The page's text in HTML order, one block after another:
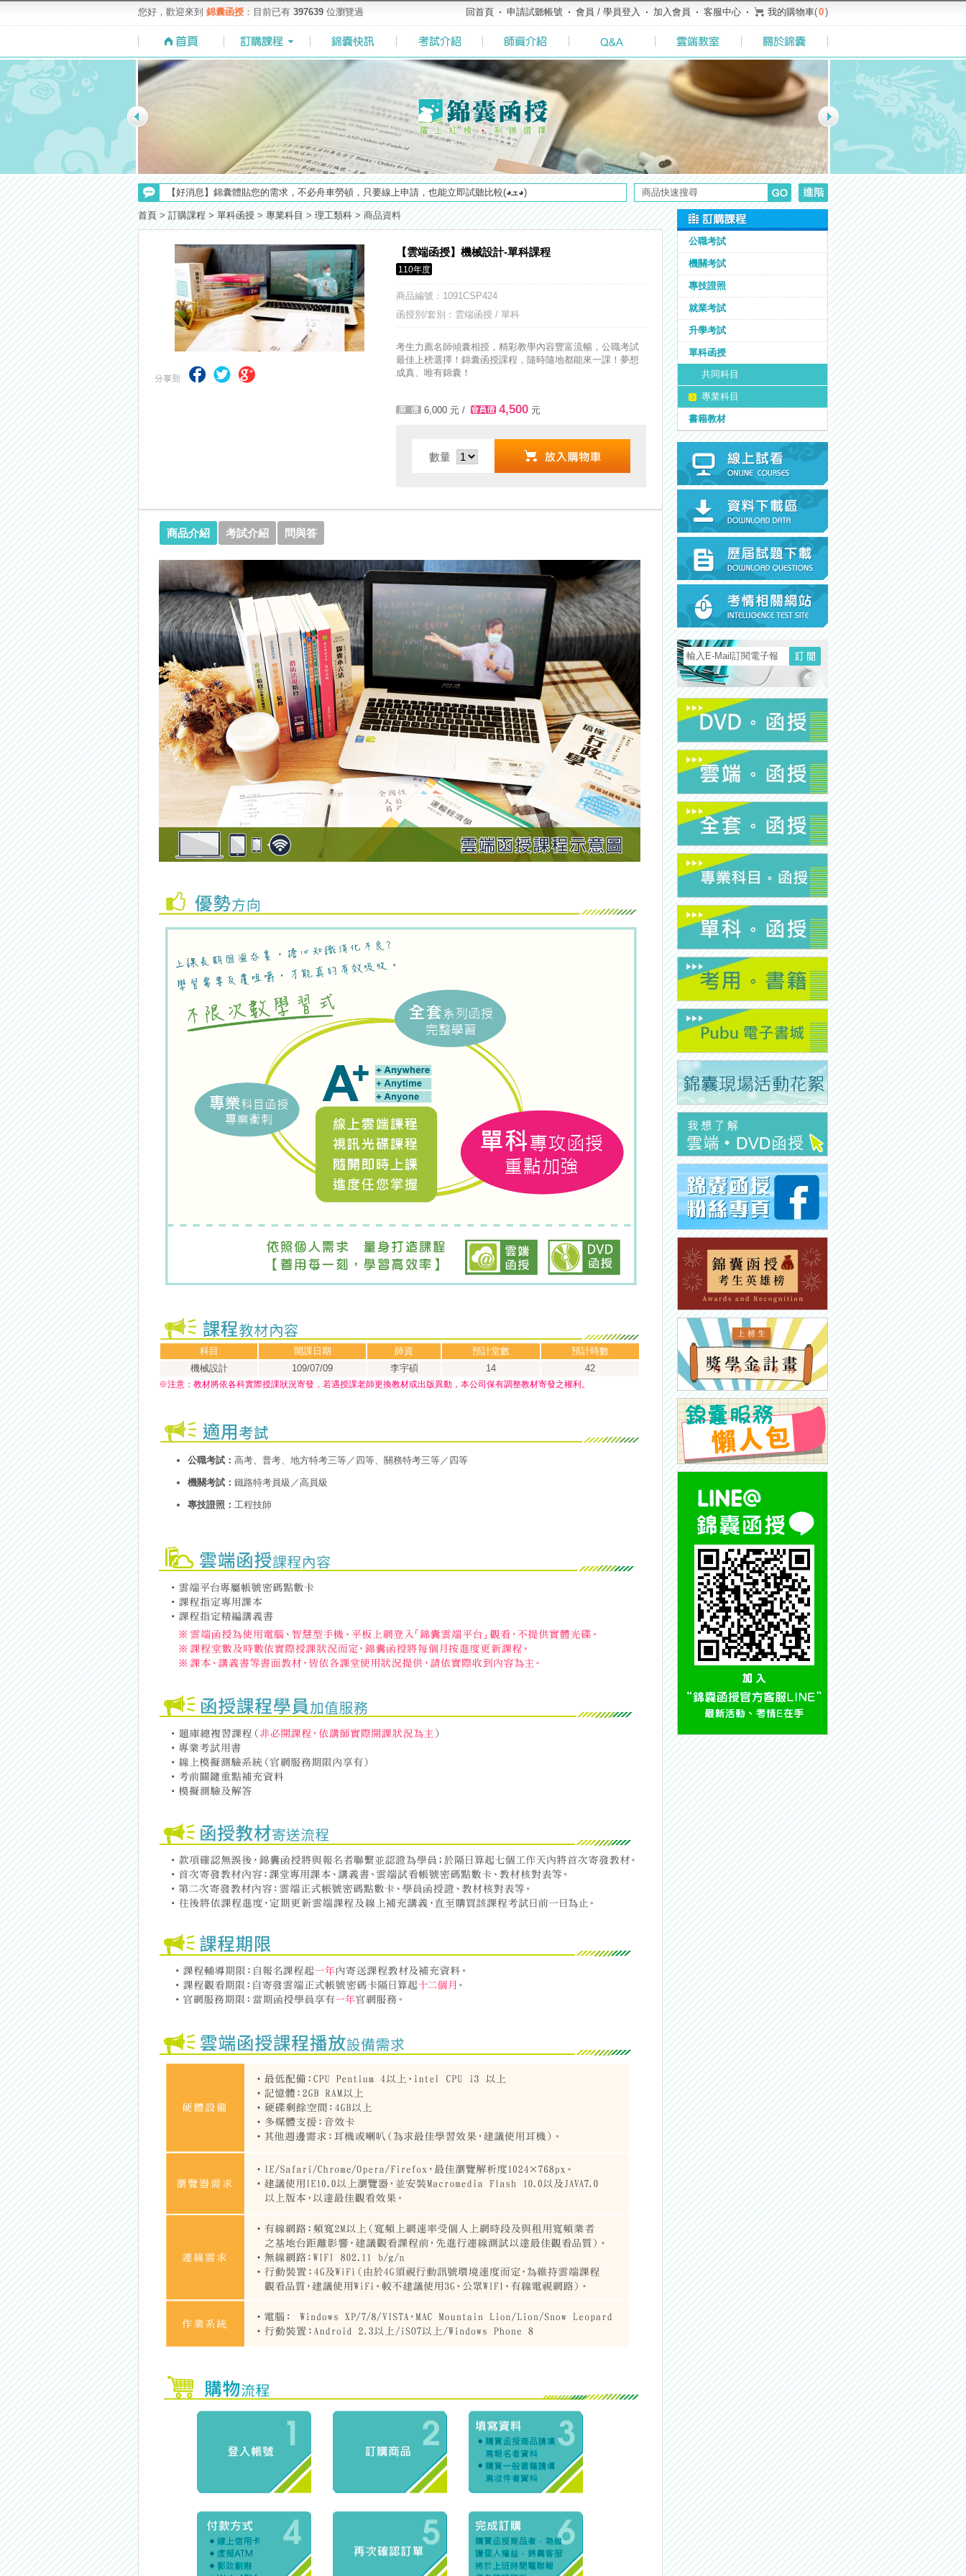
您好，歡迎來到 錦囊函授 ：目前已有 397639 位瀏覽過 回首頁 申請試聽帳號 會員 / 學員登入 加入會員 客服中心 我的購物車(0)
【考試院】國考證書數位化，112年起全面實施！點我看詳情>>>
【好消息】錦囊體貼您的需求，不必舟車勞頓，只要線上申請，也能立即試聽比較(◕ܫ◕)
【上榜生獎學金計畫】恭賀金榜！上榜生獎學金申請辦法與表格下載►►►
【最新】錦囊函授增加便利商店付款方式，便利到不行！馬上使用►
【注意】112年起高普不考「公文」／高考英文占比提升，快來看看最新資訊吧>>>>
【考選部】高普考／修正部份考試科目及大綱，趕快來看看有哪一些吧>>>
【求職秘技＼(￣O￣)】你對國營事業了解多少呢? 必考國事業的6大理由 ►►好想了解◄◄
【NEW】加入◆錦囊函授Facebook粉絲專頁◆，最新消息、優惠活動不間斷！速點我關注✧•̀.̫•́✧
【重要】114年度起，雲端函授之課堂教材須知，請點我查看☀☀☀
【考試院】國考證書數位化，112年起全面實施！點我看詳情>>>
首頁 > 訂購課程 > 單科函授 > 專業科目 > 理工類科 > 商品資料
【雲端函授】機械設計-單科課程
110年度
商品編號 ：1091CSP424
函授別/套別：雲端函授 / 單科
考生力薦名師傾囊相授，精彩教學內容豐富流暢，公職考試
最佳上榜選擇！錦囊函授課程，隨時隨地都能來一課！夢想
成真、唯有錦囊！
6,000 元 / 4,500 元
數量
商品介紹 考試介紹 問與答
科目 開課日期 師資 預計堂數
預計時數
機械設計
109/07/09 李宇碩 14 42
※注意： 教材將依各科實際授課狀況寄發，若遇授課老師更換教材或出版異動，本公司保有調整教材寄發之權利。
公職考試： 高考、普考、地方特考三等／四等、關務特考三等／四等
機關考試： 鐵路特考員級／高員級
專技證照： 工程技師
公職考試
機關考試
專技證照
就業考試
升學考試
單科函授
共同科目
專業科目
書籍教材